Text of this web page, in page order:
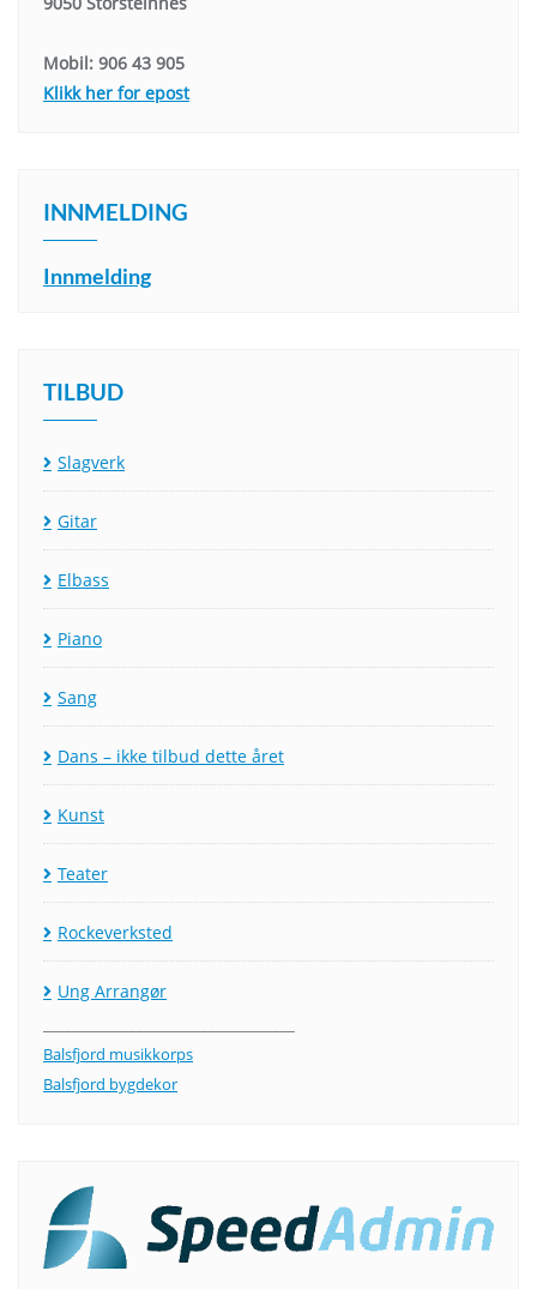
Mobil: 906 43 905
Klikk her for epost
INNMELDING
Innmelding
TILBUD
Slagverk
Gitar
Elbass
Piano
Sang
Dans – ikke tilbud dette året
Kunst
Teater
Rockeverksted
Ung Arrangør
Balsfjord musikkorps
Balsfjord bygdekor